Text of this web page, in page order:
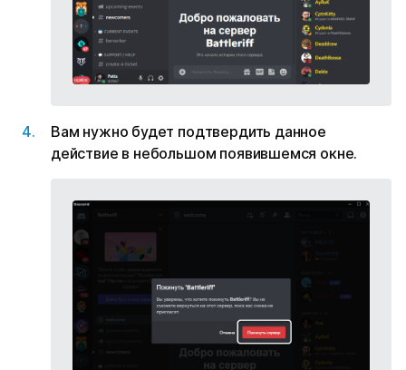
Вам нужно будет подтвердить данное
действие в небольшом появившемся окне.